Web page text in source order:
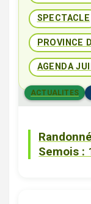
SPECTACLE
PROVINCE
AGENDA
ACTUALITES
Semois :